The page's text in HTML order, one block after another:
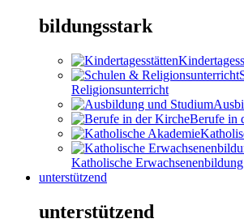
bildungsstark
Religionsunterricht
Berufe in
Katholische
unterstützend
unterstützend